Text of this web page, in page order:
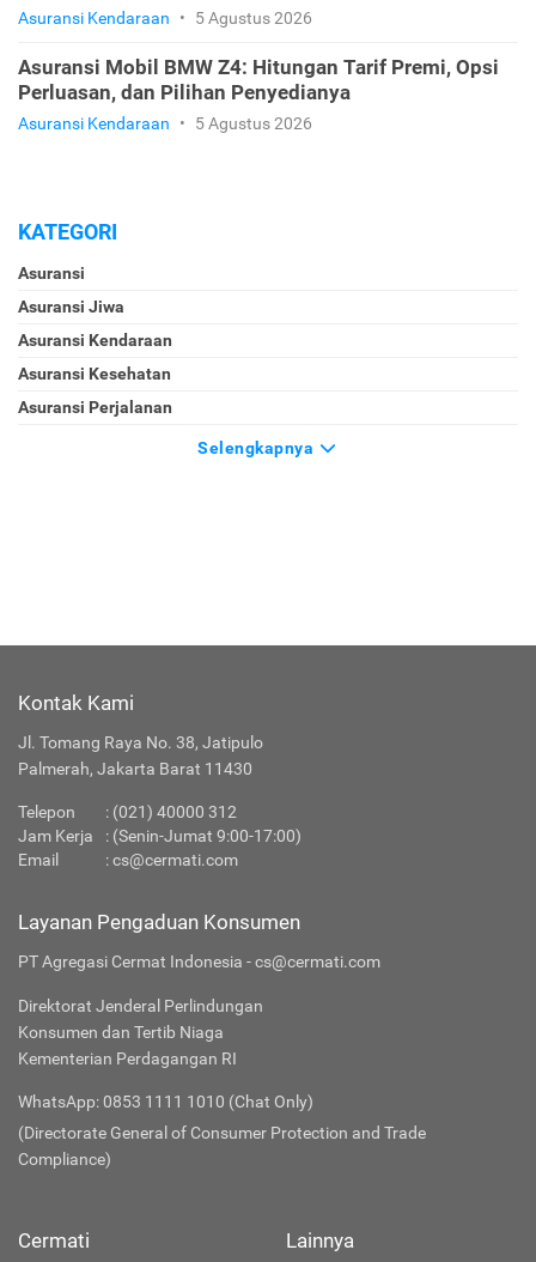
Asuransi Kendaraan • 5 Agustus 2026
Asuransi Mobil BMW Z4: Hitungan Tarif Premi, Opsi
Perluasan, dan Pilihan Penyedianya
Asuransi Kendaraan • 5 Agustus 2026
KATEGORI
Asuransi
Asuransi Jiwa
Asuransi Kendaraan
Asuransi Kesehatan
Asuransi Perjalanan
Selengkapnya
Kontak Kami
Jl. Tomang Raya No. 38, Jatipulo
Palmerah, Jakarta Barat 11430
Telepon : (021) 40000 312
Jam Kerja
: (Senin-Jumat 9:00-17:00)
Email
:cs@cermati.com
Layanan Pengaduan Konsumen
PT Agregasi Cermat Indonesia - cs@cermati.com
Direktorat Jenderal Perlindungan
Konsumen dan Tertib Niaga
Kementerian Perdagangan RI
WhatsApp: 0853 1111 1010 (Chat Only)
(Directorate General of Consumer Protection and Trade
Compliance)
Cermati Lainnya